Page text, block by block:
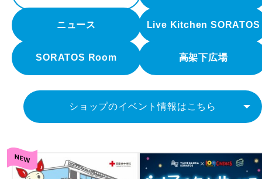
ニュース Live Kitchen SORATOS
SORATOS Room 高架下広場
ショップのイベント情報はこちら